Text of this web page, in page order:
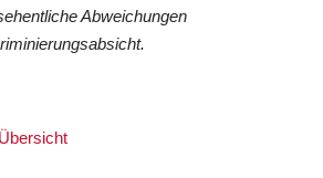
Abweichungen